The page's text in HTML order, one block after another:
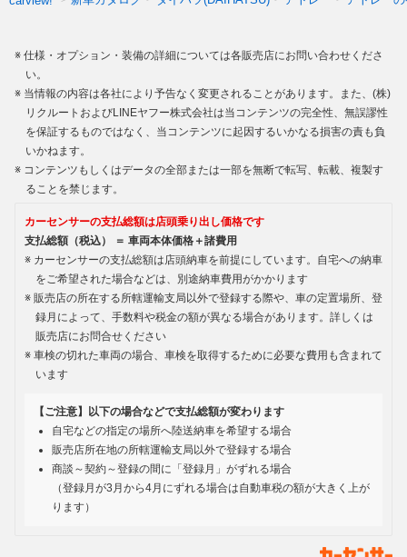
仕様・オプション・装備の詳細については各販売店にお問い合わせくださ
い。
当情報の内容は各社により予告なく変更されることがあります。また、(株)
リクルートおよびLINEヤフー株式会社は当コンテンツの完全性、無誤謬性
を保証するものではなく、当コンテンツに起因するいかなる損害の責も負
いかねます。
コンテンツもしくはデータの全部または一部を無断で転写、転載、複製す
ることを禁じます。
カーセンサーの支払総額は店頭乗り出し価格です
支払総額（税込） ＝ 車両本体価格＋諸費用
カーセンサーの支払総額は店頭納車を前提にしています。自宅への納車
をご希望された場合などは、別途納車費用がかかります
販売店の所在する所轄運輸支局以外で登録する際や、車の定置場所、登
録月によって、手数料や税金の額が異なる場合があります。詳しくは
販売店にお問合せください
車検の切れた車両の場合、車検を取得するために必要な費用も含まれて
います
【ご注意】以下の場合などで支払総額が変わります
自宅などの指定の場所へ陸送納車を希望する場合
販売店所在地の所轄運輸支局以外で登録する場合
商談～契約～登録の間に「登録月」がずれる場合
（登録月が3月から4月にずれる場合は自動車税の額が大きく上が
ります）